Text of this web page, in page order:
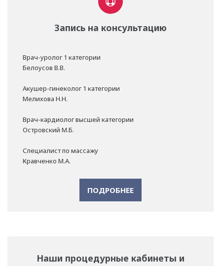
Запись на консультацию
Врач-уролог 1 категории
Белоусов В.В.
Акушер-гинеколог 1 категории
Мелихова Н.Н.
Врач-кардиолог высшей категории
Островский М.Б.
Специалист по массажу
Кравченко М.А.
ПОДРОБНЕЕ
Наши процедурные кабинеты и